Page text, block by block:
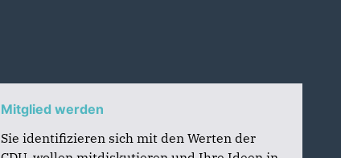
Mitglied werden
Sie identifizieren sich mit den Werten der